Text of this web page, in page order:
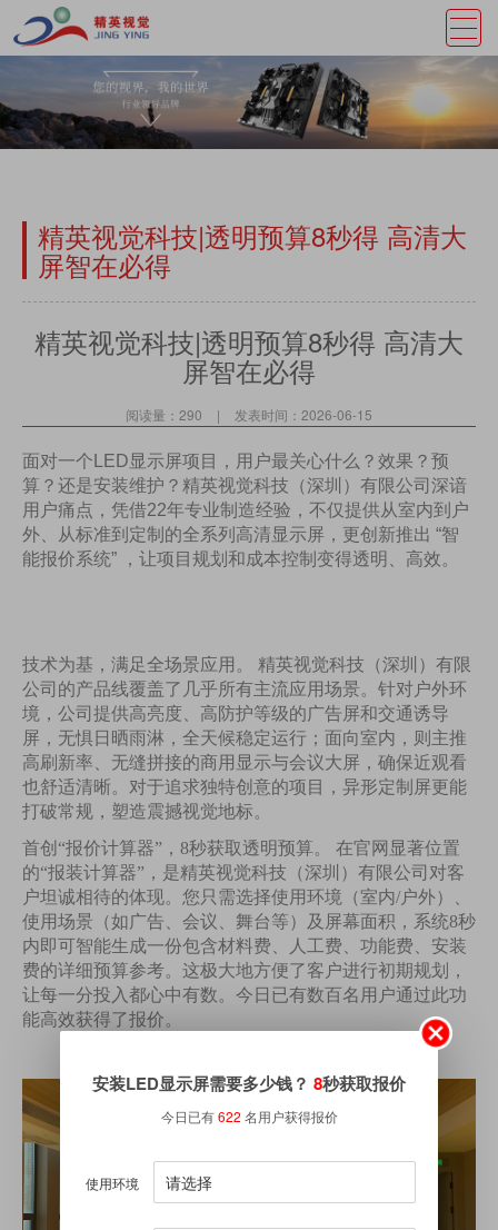
精英视觉科技|透明预算8秒得 高清大
屏智在必得
精英视觉科技|透明预算8秒得 高清大
屏智在必得
阅读量：290 | 发表时间：2026-06-15
面对一个 LED显示屏项目，用户最关心什么？效果？预
算？还是安装维护？精英视觉科技（深圳）有限公司深谙
用户痛点，凭借22年专业制造经验，不仅提供从室内到户
外、从标准到定制的全系列高清显示屏，更创新推出 “智
能报价系统” ，让项目规划和成本控制变得透明、高效。
技术为基，满足全场景应用。
精英视觉科技（深圳）有限
公司的产品线覆盖了几乎所有主流应用场景。针对户外环
境，公司提供高亮度、高防护等级的广告屏和交通诱导
屏，无惧日晒雨淋，全天候稳定运行；面向室内，则主推
高刷新率、无缝拼接的商用显示与会议大屏，确保近观看
也舒适清晰。对于追求独特创意的项目，异形定制屏更能
打破常规，塑造震撼视觉地标。
首创“报价计算器”，8秒获取透明预算。 在官网显著位置
的“报装计算器”，是精英视觉科技（深圳）有限公司对客
户坦诚相待的体现。您只需选择使用环境（室内/户外）、
使用场景（如广告、会议、舞台等）及屏幕面积，系统8秒
内即可智能生成一份包含材料费、人工费、功能费、安装
费的详细预算参考。这极大地方便了客户进行初期规划，
让每一分投入都心中有数。今日已有数百名用户通过此功
能高效获得了报价。
安装LED显示屏需要多少钱？ 8秒获取报价
今日已有622 名用户获得报价
使用环境